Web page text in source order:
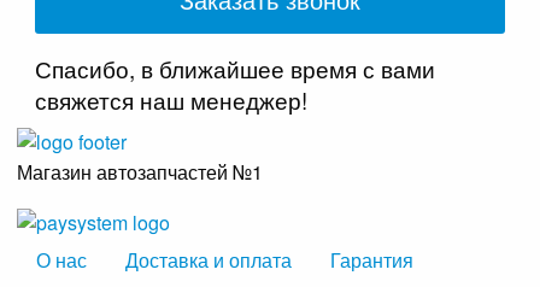
Спасибо, в ближайшее время с вами
свяжется наш менеджер!
Магазин автозапчастей №1
О нас Доставка и оплата Гарантия